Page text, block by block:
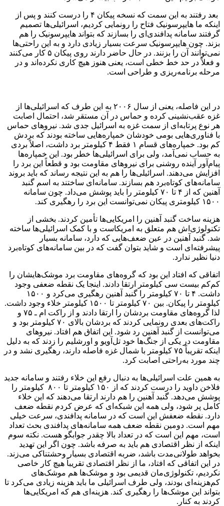
بعد رفتند به این سمت که نسخه پیکان ۴ را درست کنند و پس از
اینکه ما هایپرسونیک فتاح را رونمایی کردیم، اسرائیلی‌ها تصمیم
گرفتند سامانه پدافندی‌ای را بسازند که بتواند هایپرسونیک را هم
بزند. چون هایپرسونیک سرعت بسیار زیادی دارد و به این راحتی‌ها
نمی‌توانند آن را بزنند. در حال حاضر دارند روی پیکان ۵ کار می‌کنند
و فعلاً در حد خط خطی است، یعنی هنوز هیچ کاری نکرده‌اند و در
مرحله برنامه‌ریزی و طراحی است.
در این فاصله، یعنی از سال ۲۰۰۶ به این طرف که اسرائیلی‌ها از
غزه عقب‌نشینی کرده و حماس در آن مستقر شد، احتمال اصابت
هر نوع پرتابه‌ای از سمت غزه به اسرائیل جدی شد. نیروهای حماس
با فناوری‌هایی بومی خودشان خمپاره‌هایی ساخته بودند که بردش
کم بود. خمپاره‌های قسام ۱ فقط ۴ کیلومتر برد داشت، اصلاً بردی
به حساب نمی‌آمد، ولی برای اسرائیلی‌ها خطر بود. این خمپاره‌ها
پیام‌آور آینده روشنی برای نیروهای مقاومت بود و قطعاً این برد را
افزایش می‌دهند. اسرائیلی‌ها را هم به این نتیجه رساند که باید بروند
سامانه‌های کوتاه‌برد هم بسازند. سامانه‌ای ساختند به اسم گنبد
آهنین که از ۴ تا ۷۰ کیلومتر را باید پوشش می‌داد. چون سامانه
۱۵۰۰ کیلومتری پیکان نمی‌توانست این برد را رهگیری کند.
هزینه ساخت گنبد آهنین را امریکایی‌ها تأمین کردند. بخشی از
تکنولوژی‌اش هم متعلق به امریکاست و با کمک اسرائیلی‌ها ساخته
شد. گنبد آهنین در عین ضعف‌هایی که دارد، سامانه بسیار
پیشرفته‌ای است و شاید بتوان گفت که در بین سامانه‌های کوتاه‌برد
دنیا نظیر ندارد.
اتفاقی که افتاد این بود که گروه‌های مقاومت برد موشک‌هایشان را
کم‌کم بیست سی کیلومتر ارتقا دادند. اینجا یک نقطه ضعفی وجود
داشت. ۴ تا ۷۰ کیلومتر را گنبد آهنین رهگیری می‌کرد و ۱۵۰۰
کیلومتر را پیکان. بین ۷۰ کیلومتر تا ۱۵۰۰ کیلومتر خلاء وجود داشت.
لذا گروه‌های مقاومت بردشان را ارتقا دادند و از راکت ام ـ ۷۵ و
راکت‌های بعدی رونمایی کردند که بردشان بالای ۷۰ کیلومتر بود و
می‌توانست از گنبد آهنین رد شود. این اتفاق هم افتاد. نیروهای
مقاومت در یکی از جنگ‌ها خود تل‌آویو و اورشلیم را زدند که به دلیل
اینکه تقریباً ۷۵ کیلومتر با شمال غزه فاصله دارند، رهگیری نشد و در
چند مورد به‌راحتی اصابت کرد.
به همین علت اسرائیلی‌ها به دنبال رفع این خلاء رفتند و سامانه جدید
فلاخن داوید را درست کردند که از ۱۵۰ کیلومتر تا ۸۰۰ کیلومتر را
پوشش می‌دهد. گنبد آهنین را هم دارند ارتقا می‌دهند که این خلاء
کامل پر شود، ولی همه این شبکه‌ای که عرض کردم نقطه ضعف
دارد. نقطه ضعفش این است که در سامانه پدافندی، سرعت خیلی
مهم است. دومین نقطه ضعف همه سامانه‌های پدافندی بحث تعداد
است، مهم این است که در تعداد بالا چقدر جوابگو هست. نکته سوم
اینکه از نظر اقتصادی هم باید به صرفه باشد. چون اگر این تهدید
بخواهد طولانی‌مدت باشد، ضربه اقتصادی بسیار وحشتناکی می‌زند.
در این اتفاقی که افتاد، ما از نظر اقتصادی تقریباً هیچ کار خاصی
نکردیم، تکنولوژی‌مان قدیمی بود و موشک‌ها‌ هم موشک‌های
کم‌هزینه‌ای بودند، ولی طرف اسرائیلی ما باید هزینه زیادی می‌کرد تا
بتواند این موشک‌ها را رهگیری کند. هزینه‌ای هم که امریکایی‌ها
کردند به کنار.